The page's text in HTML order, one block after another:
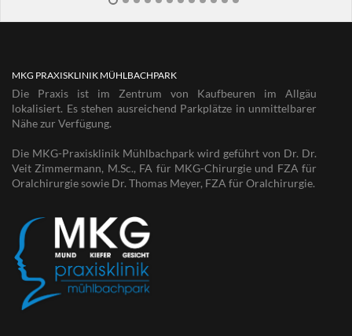
MKG PRAXISKLINIK MÜHLBACHPARK
Die Praxis ist im Zentrum von Kaufbeuren im Allgäu
lokalisiert. Es stehen ausreichend Parkplätze in unmittelbarer
Nähe zur Verfügung.
Die MKG-Praxisklinik Mühlbachpark wird geführt von Dr. Dr.
Veit Zimmermann, M.Sc., FA für MKG-Chirurgie und FZA für
Oralchirurgie sowie Dr. Thomas Meyer, FZA für Oralchirurgie.